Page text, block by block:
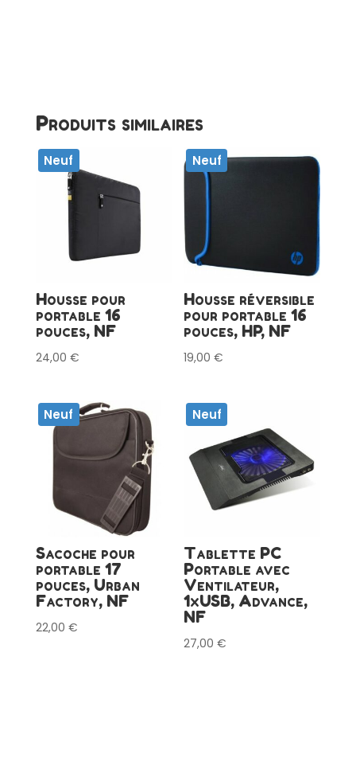
NF
Produits similaires
Neuf
Housse pour
portable 16
pouces, NF
24,00 €
Neuf
Housse réversible
pour portable 16
pouces, HP, NF
19,00€
Neuf
Sacoche pour
portable 17
pouces, Urban
Factory, NF
22,00 €
Neuf
Tablette PC
Portable avec
Ventilateur,
1xUSB, Advance,
NF
27,00€